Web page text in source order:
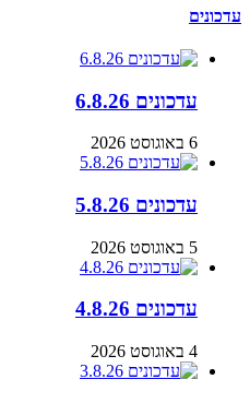
עדכונים
עדכונים 6.8.26
6 באוגוסט 2026
עדכונים 5.8.26
5 באוגוסט 2026
עדכונים 4.8.26
4 באוגוסט 2026